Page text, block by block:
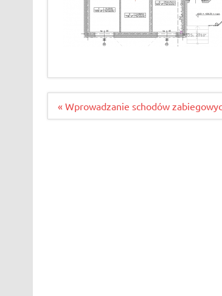
Nawigacja
wpisu
« Wprowadzanie schodów